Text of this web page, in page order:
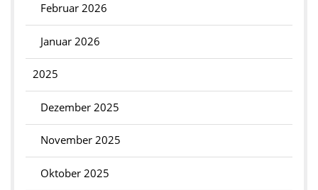
Februar 2026
Januar 2026
2025
Dezember 2025
November 2025
Oktober 2025